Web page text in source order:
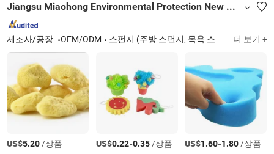
Jiangsu Miaohong Environmental Protection New Material Co., Ltd.
제조사/공장 OEM/ODM 스펀지 (주방 스펀지, 목욕 스펀지, 자동차 세척 스펀지, 나노 스펀지, 셀룰로오스 스펀지) 더 보기 +
US$5.20/상품 US$0.22-0.35/상품 US$1.60-1.80/상품